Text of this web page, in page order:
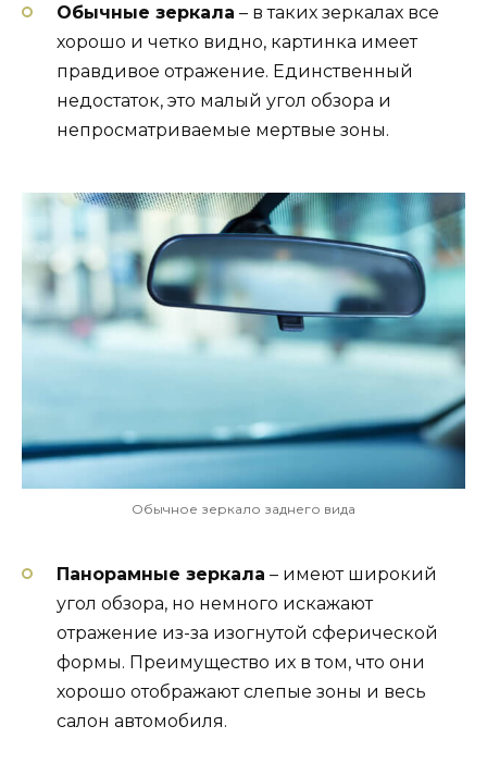
Обычные зеркала – в таких зеркалах все
хорошо и четко видно, картинка имеет
правдивое отражение. Единственный
недостаток, это малый угол обзора и
непросматриваемые мертвые зоны.
Обычное зеркало заднего вида
Панорамные зеркала – имеют широкий
угол обзора, но немного искажают
отражение из-за изогнутой сферической
формы. Преимущество их в том, что они
хорошо отображают слепые зоны и весь
салон автомобиля.